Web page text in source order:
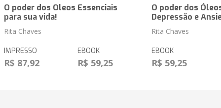
O poder dos Oleos Essenciais
para sua vida!
Rita Chaves
IMPRESSO
R$ 87,92
EBOOK
R$ 59,25
O poder dos
Depressão e
Rita Chaves
EBOOK
R$ 59,25